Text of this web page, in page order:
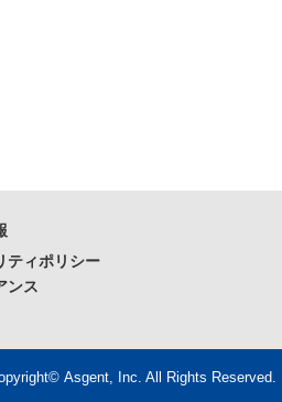
ティポリシー
ンス
Asgent, Inc. All Rights Reserved.